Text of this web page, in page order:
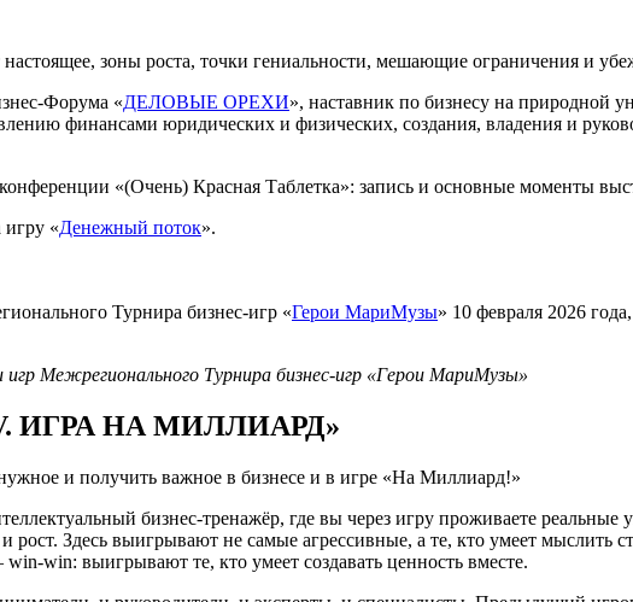
зоны роста, точки гениальности, мешающие ограничения и
Форума «ДЕЛОВЫЕ ОРЕХИ», наставник по бизнесу на природной
финансами юридических и физических, создания, владения и
«(Очень) Красная Таблетка»: запись и основные моменты
игру «Денежный поток».
Турнира бизнес-игр «Герои МариМузы» 10 февраля 2026
Межрегионального Турнира бизнес-игр «Герои МариМузы»
ИГРА НА МИЛЛИАРД»
и получить важное в бизнесе и в игре «На Миллиард!»
бизнес-тренажёр, где вы через игру проживаете реальные
Здесь выигрывают не самые агрессивные, а те, кто умеет мыслить
win: выигрывают те, кто умеет создавать ценность вместе.